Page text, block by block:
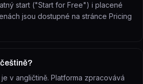
start ("Start for Free") i placené
jsou dostupné na stránce Pricing
v angličtině. Platforma zpracovává